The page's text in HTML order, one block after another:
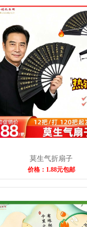
莫生气折扇子
价格：1.88元包邮